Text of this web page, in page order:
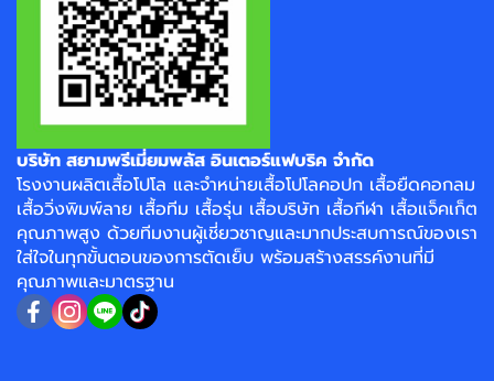
บริษัท สยามพรีเมี่ยมพลัส อินเตอร์แฟบริค จำกัด
โรงงานผลิตเสื้อโปโล และจำหน่ายเสื้อโปโลคอปก เสื้อยืดคอกลม
เสื้อวิ่งพิมพ์ลาย เสื้อทีม เสื้อรุ่น เสื้อบริษัท เสื้อกีฬา เสื้อแจ็คเก็ต
คุณภาพสูง ด้วยทีมงานผู้เชี่ยวชาญและมากประสบการณ์ของเรา
ใส่ใจในทุกขั้นตอนของการตัดเย็บ พร้อมสร้างสรรค์งานที่มี
คุณภาพและมาตรฐาน